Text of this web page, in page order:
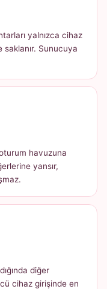
yalnızca cihaz
Sunucuya
havuzuna
yansır,
diğer
cihaz girişinde en